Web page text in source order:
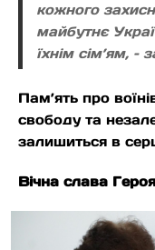
кожного
майбутнє
їхнім сім’ям, –
Пам’ять про
свободу та
залишиться в
Вічна слава